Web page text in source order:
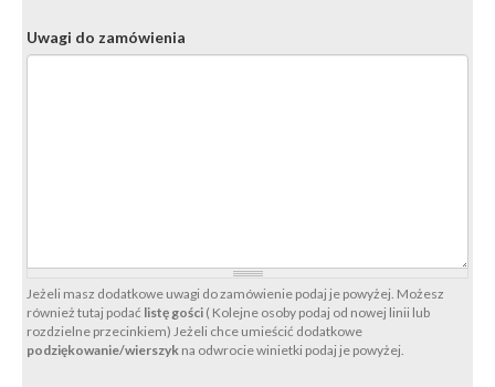
Uwagi do zamówienia
Jeżeli masz dodatkowe uwagi do zamówienie podaj je powyżej. Możesz
również tutaj podać listę gości ( Kolejne osoby podaj od nowej linii lub
rozdzielne przecinkiem) Jeżeli chce umieścić dodatkowe
podziękowanie/wierszyk na odwrocie winietki podaj je powyżej.